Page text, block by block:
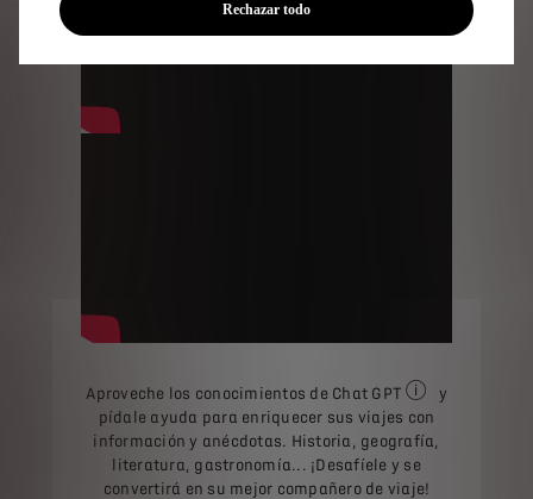
Aproveche los conocimientos de Chat GPT
Al no estar
y
pídale ayuda para enriquecer sus viajes con
información y anécdotas. Historia, geografía,
literatura, gastronomía... ¡Desafíele y se
convertirá en su mejor compañero de viaje!
Rechazar todo